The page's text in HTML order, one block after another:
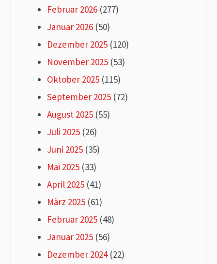
Februar 2026 (277)
Januar 2026 (50)
Dezember 2025 (120)
November 2025 (53)
Oktober 2025 (115)
September 2025 (72)
August 2025 (55)
Juli 2025 (26)
Juni 2025 (35)
Mai 2025 (33)
April 2025 (41)
März 2025 (61)
Februar 2025 (48)
Januar 2025 (56)
Dezember 2024(22)